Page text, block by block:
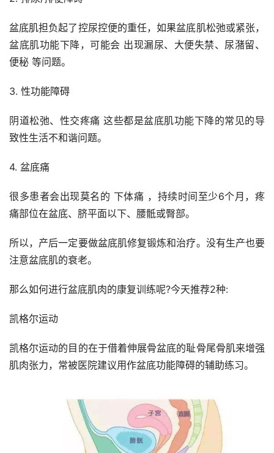
盆底肌担负起了控尿控便的重任，如果盆底肌松弛或紧张，
盆底肌功能下降，可能会 出现漏尿、大便失禁、尿潴留、
便秘 等问题。
3. 性功能障碍
阴道松弛、性交疼痛 这些都是盆底肌功能下降的常见的导
致性生活不和谐问题。
4. 盆底痛
很多患者会出现莫名的 下体痛 ，持续时间至少6个月，疼
痛部位在盆底、脐平面以下、腰骶或臀部。
所以，产后一定要做盆底肌修复锻炼和治疗。没有生产也要
注意盆底肌的衰老。
那么如何进行盆底肌肉的康复训练呢?今天推荐2种:
凯格尔运动
凯格尔运动的目的在于借着伸展骨盆底的耻骨尾骨肌来增强
肌肉张力，常被医院建议用作盆底功能障碍的辅助练习。